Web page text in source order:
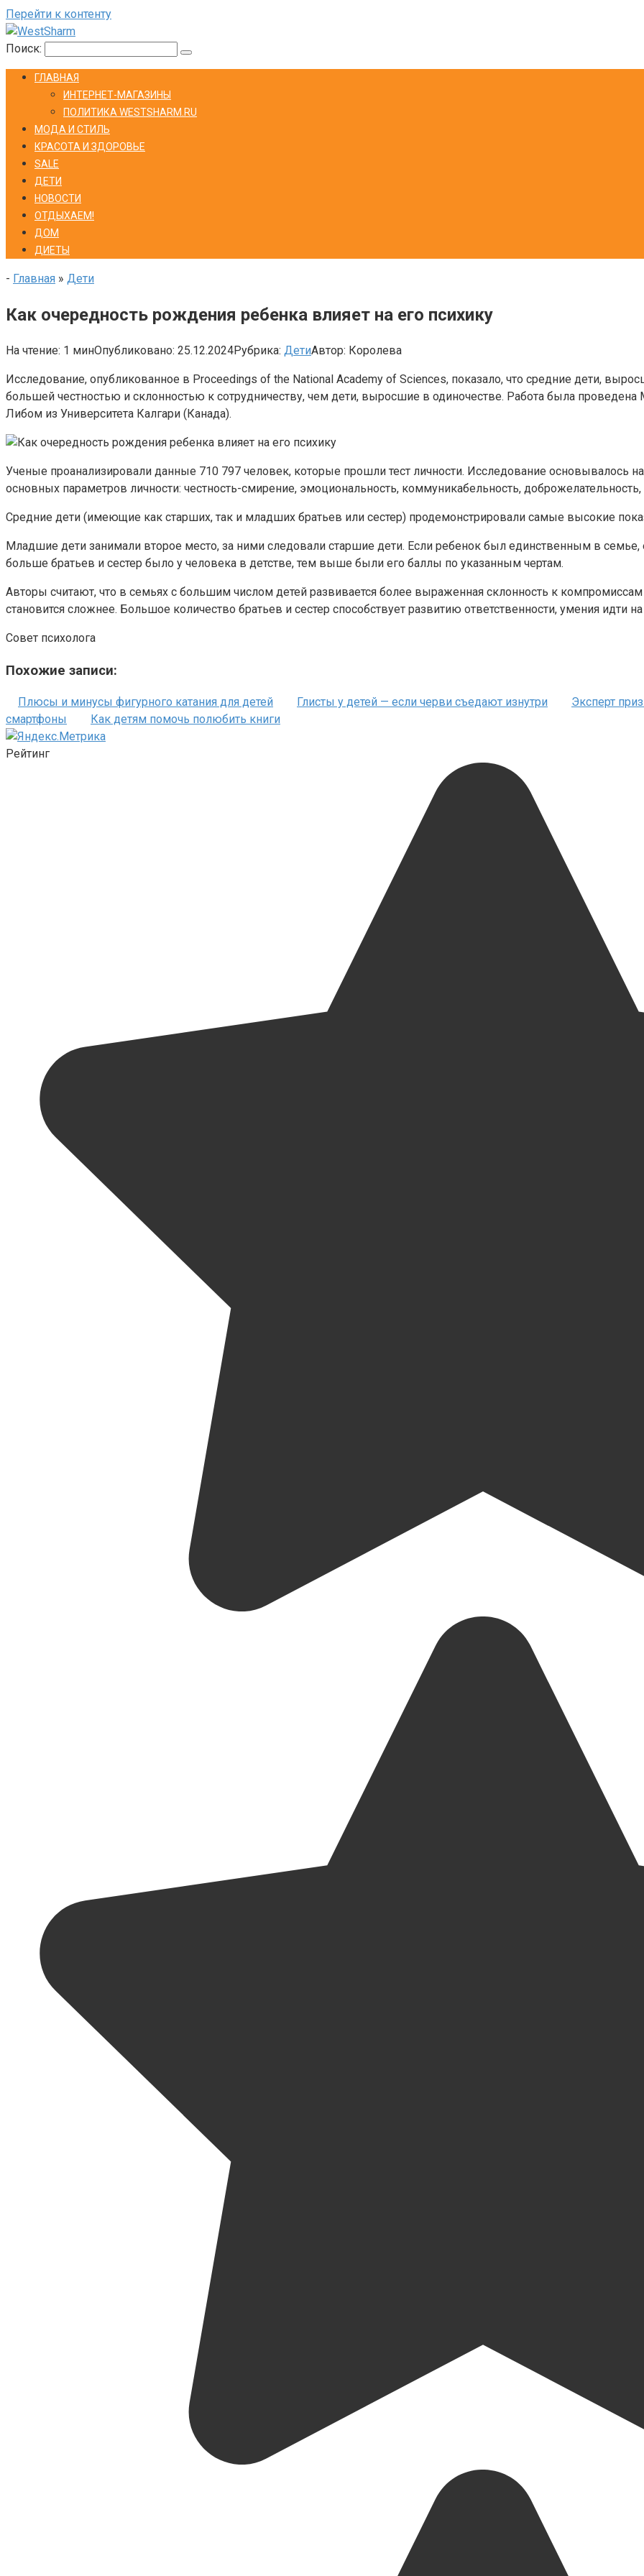
Перейти к контенту
Поиск:
ГЛАВНАЯ
ИНТЕРНЕТ-МАГАЗИНЫ
ПОЛИТИКА WESTSHARM.RU
МОДА И СТИЛЬ
КРАСОТА И ЗДОРОВЬЕ
SALE
ДЕТИ
НОВОСТИ
ОТДЫХАЕМ!
ДОМ
ДИЕТЫ
- Главная » Дети
Как очередность рождения ребенка влияет на его психику
На чтение: 1 минОпубликовано: 25.12.2024Рубрика: ДетиАвтор: Королева
Исследование, опубликованное в Proceedings of the National Academy of Sciences, показало, что средние дети,
большей честностью и склонностью к сотрудничеству, чем дети, выросшие в одиночестве. Работа была
Либом из Университета Калгари (Канада).
Ученые проанализировали данные 710 797 человек, которые прошли тест личности. Исследование основывалось
основных параметров личности: честность-смирение, эмоциональность, коммуникабельность,
Средние дети (имеющие как старших, так и младших братьев или сестер) продемонстрировали самые высокие
Младшие дети занимали второе место, за ними следовали старшие дети. Если ребенок был единственным в
больше братьев и сестер было у человека в детстве, тем выше были его баллы по указанным чертам.
Авторы считают, что в семьях с большим числом детей развивается более выраженная склонность к компромиссам
становится сложнее. Большое количество братьев и сестер способствует развитию ответственности, умения идти
Совет психолога
Похожие записи:
Плюсы и минусы фигурного катания для детей Глисты у детей — если черви съедают изнутри
Эксперт
смартфоны
Как детям помочь полюбить книги
Рейтинг